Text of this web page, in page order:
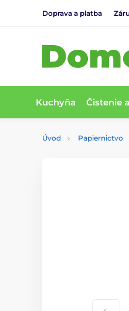
Doprava a platba
Kuchyňa Čistenie
Úvod Papiernictvo